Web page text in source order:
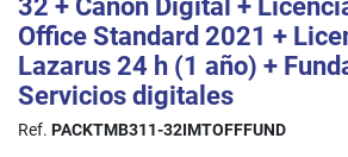
32 + Canon Digital +
Office Standard 2021 +
Lazarus 24 h (1 año) +
Servicios digitales
Ref. PACKTMB311-32IMTOFFFUND